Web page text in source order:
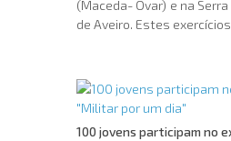
(Maceda- Ovar) e na
de Aveiro. Estes
100 jovens participam no